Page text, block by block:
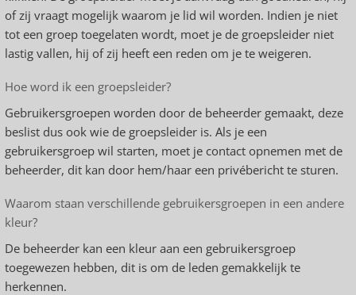
of zij vraagt mogelijk waarom je lid wil worden. Indien je niet
tot een groep toegelaten wordt, moet je de groepsleider niet
lastig vallen, hij of zij heeft een reden om je te weigeren.
Hoe word ik een groepsleider?
Gebruikersgroepen worden door de beheerder gemaakt, deze
beslist dus ook wie de groepsleider is. Als je een
gebruikersgroep wil starten, moet je contact opnemen met de
beheerder, dit kan door hem/haar een privébericht te sturen.
Waarom staan verschillende gebruikersgroepen in een andere
kleur?
De beheerder kan een kleur aan een gebruikersgroep
toegewezen hebben, dit is om de leden gemakkelijk te
herkennen.